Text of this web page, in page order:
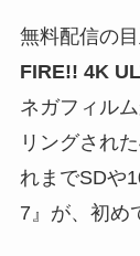
無料配信の
FIRE!! 4K
ネガフィル
リングされ
れまでSDや
7』が、初め